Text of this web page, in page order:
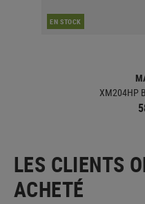
EN STOCK
XM204HP
LES CLIENTS
ACHETÉ